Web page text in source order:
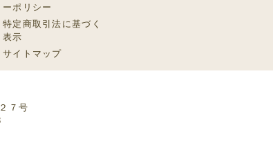
ーポリシー
特定商取引法に基づく
表示
サイトマップ
７号